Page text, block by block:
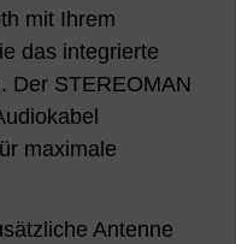
mit Ihrem
das integrierte
Der STEREOMAN
maximale
Antenne